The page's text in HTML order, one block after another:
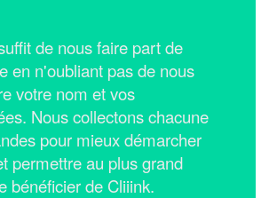
de nous faire part de
en n'oubliant pas de nous
votre nom et vos
Nous collectons chacune
pour mieux démarcher
permettre au plus grand
bénéficier de Cliiink.